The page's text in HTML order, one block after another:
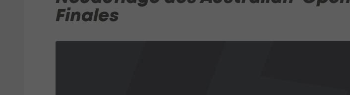
Finales